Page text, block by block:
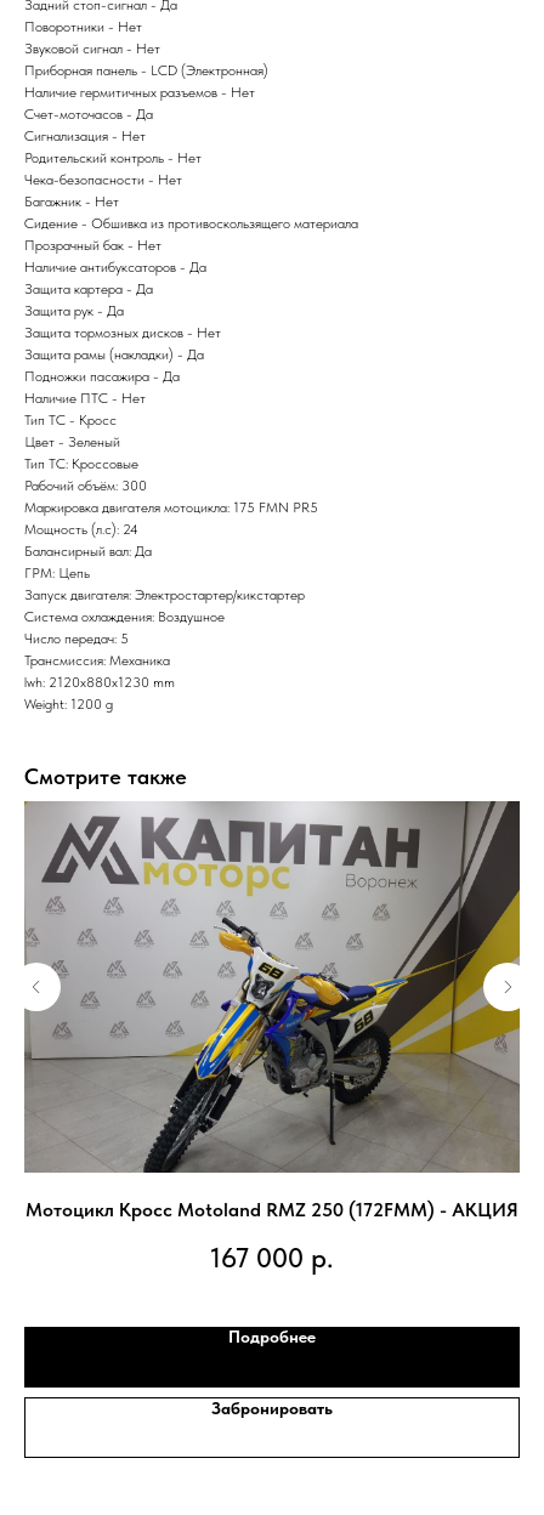
Задний стоп-сигнал - Да
Поворотники - Нет
Звуковой сигнал - Нет
Приборная панель - LCD (Электронная)
Наличие гермитичных разъемов - Нет
Счет-моточасов - Да
Сигнализация - Нет
Родительский контроль - Нет
Чека-безопасности - Нет
Багажник - Нет
Сидение - Обшивка из противоскользящего материала
Прозрачный бак - Нет
Наличие антибуксаторов - Да
Защита картера - Да
Защита рук - Да
Защита тормозных дисков - Нет
Защита рамы (накладки) - Да
Подножки пасажира - Да
Наличие ПТС - Нет
Тип ТС - Кросс
Цвет - Зеленый
Тип ТС: Кроссовые
Рабочий объём: 300
Маркировка двигателя мотоцикла: 175 FMN PR5
Мощность (л.с): 24
Балансирный вал: Да
ГРМ: Цепь
Запуск двигателя: Электростартер/кикстартер
Система охлаждения: Воздушное
Число передач: 5
Трансмиссия: Механика
lwh: 2120x880x1230 mm
Weight: 1200 g
Смотрите также
Мотоцикл Кросс Motoland RMZ 250 (172FMM) - АКЦИЯ
167 000 р.
Подробнее
Забронировать